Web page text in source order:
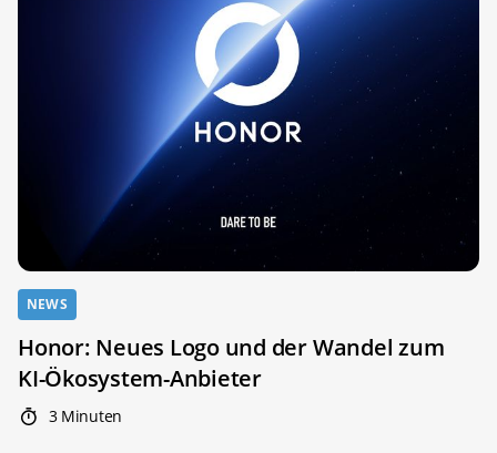
NEWS
Honor: Neues Logo und der Wandel zum
KI-Ökosystem-Anbieter
3 Minuten